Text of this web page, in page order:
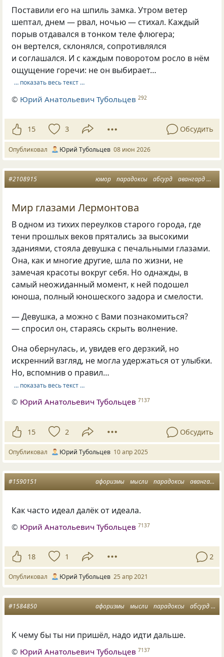
Поставили его на шпиль замка. Утром ветер
шептал, днем — рвал, ночью — стихал. Каждый
порыв отдавался в тонком теле флюгера;
он вертелся, склонялся, сопротивлялся
и соглашался. И с каждым поворотом росло в нём
ощущение горечи: не он выбирает…
… показать весь текст …
© Юрий Анатольевич Тубольцев 292
15 3 Обсудить
Опубликовал Юрий Тубольцев 08 июн 2026
юмор парадоксы абсурд авангард
#2108915
Мир глазами Лермонтова
В одном из тихих переулков старого города, где
тени прошлых веков прятались за высокими
зданиями, стояла девушка с печальными глазами.
Она, как и многие другие, шла по жизни, не
замечая красоты вокруг себя. Но однажды, в
самый неожиданный момент, к ней подошел
юноша, полный юношеского задора и смелости.
— Девушка, а можно с Вами познакомиться?
— спросил он, стараясь скрыть волнение.
Она обернулась, и, увидев его дерзкий, но
искренний взгляд, не могла удержаться от улыбки.
Но, вспомнив о правил…
… показать весь текст …
© Юрий Анатольевич Тубольцев 7137
15 2 Обсудить
Опубликовал Юрий Тубольцев 10 апр 2025
афоризмы мысли парадоксы авангард
#1590151
Как часто идеал далёк от идеала.
© Юрий Анатольевич Тубольцев 7137
18 1 2
Опубликовал Юрий Тубольцев 25 апр 2021
афоризмы мысли парадоксы абсурд
#1584850
К чему бы ты ни пришёл, надо идти дальше.
© Юрий Анатольевич Тубольцев 7137